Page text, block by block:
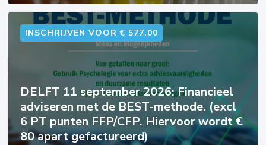
INSCHRIJVEN VOOR € 577.00
DELFT 11 september 2026: Financieel
adviseren met de BEST-methode. (excl
6 PT punten FFP/CFP. Hiervoor wordt €
80 apart gefactureerd)